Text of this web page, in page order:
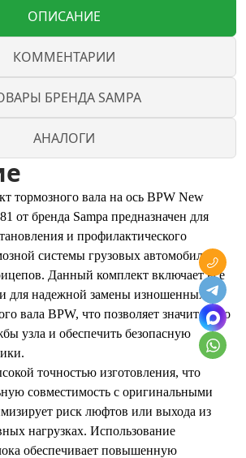
ОПИСАНИЕ
КОММЕНТАРИИ
БРЕНДА SAMPA
АНАЛОГИ
тормозного вала на ось BPW New
от бренда Sampa предназначен для
и профилактического
системы грузовых автомобилей,
Данный комплект включает все
для надежной замены изношенных
вала BPW, что позволяет значительно
узла и обеспечить безопасную
точностью изготовления, что
совместимость с оригинальными
риск люфтов или выхода из
нагрузках. Использование
обеспечивает повышенную